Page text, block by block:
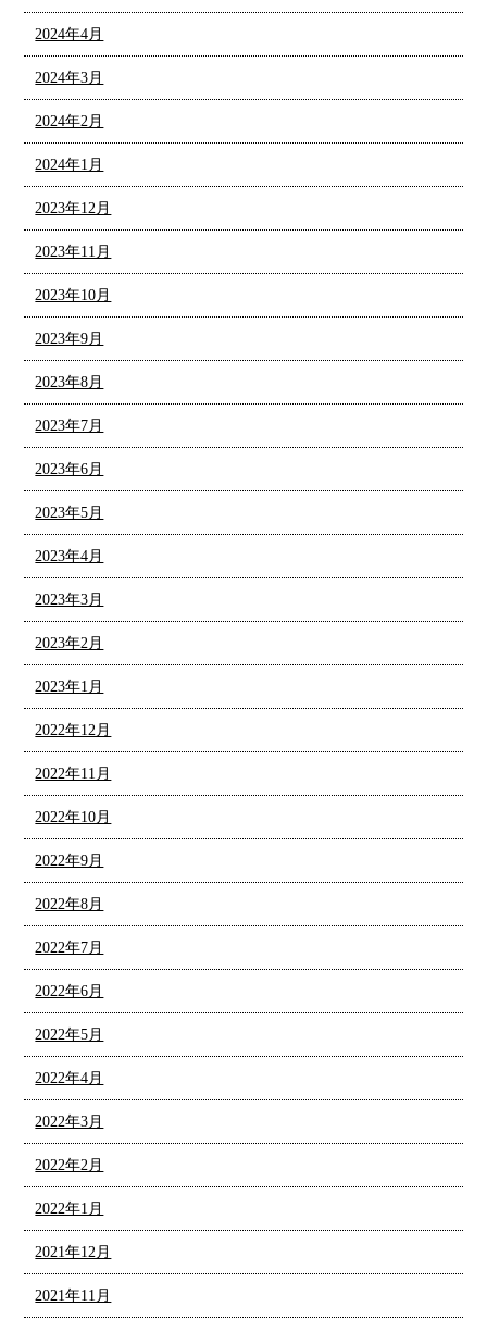
2024年4月
2024年3月
2024年2月
2024年1月
2023年12月
2023年11月
2023年10月
2023年9月
2023年8月
2023年7月
2023年6月
2023年5月
2023年4月
2023年3月
2023年2月
2023年1月
2022年12月
2022年11月
2022年10月
2022年9月
2022年8月
2022年7月
2022年6月
2022年5月
2022年4月
2022年3月
2022年2月
2022年1月
2021年12月
2021年11月